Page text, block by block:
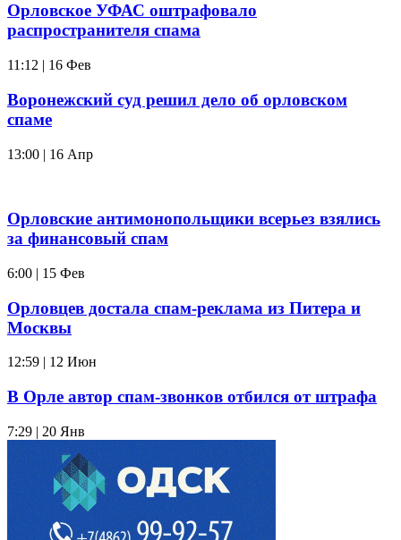
Орловское УФАС оштрафовало
распространителя спама
11:12 | 16 Фев
Воронежский суд решил дело об орловском
спаме
13:00 | 16 Апр
Орловские антимонопольщики всерьез взялись
за финансовый спам
6:00 | 15 Фев
Орловцев достала спам-реклама из Питера и
Москвы
12:59 | 12 Июн
В Орле автор спам-звонков отбился от штрафа
7:29 | 20 Янв